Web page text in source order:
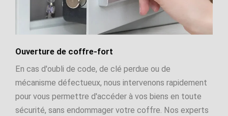
Ouverture de coffre-fort
En cas d'oubli de code, de clé perdue ou de
mécanisme défectueux, nous intervenons rapidement
pour vous permettre d'accéder à vos biens en toute
sécurité, sans endommager votre coffre. Nos experts